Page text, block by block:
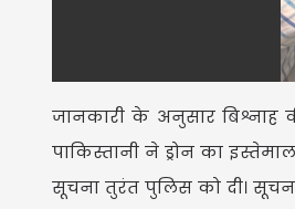
जानकारी के अनुसार बिश्नाह
पाकिस्तानी ने ड्रोन का
सूचना तुरंत पुलिस को दी।